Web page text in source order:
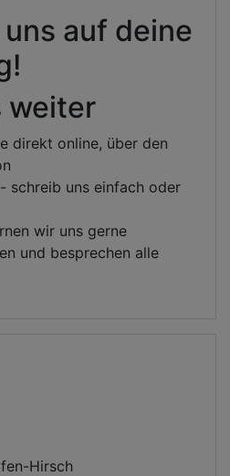
auf deine
weiter
direkt online, über den
schreib uns einfach oder
wir uns gerne
und besprechen alle
Hirsch